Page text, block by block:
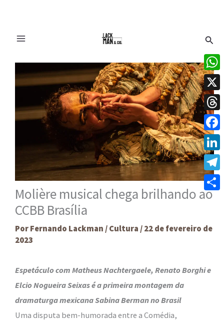
Molière musical chega brilhando ao
CCBB Brasília
Por Fernando Lackman / Cultura / 22 de fevereiro de
2023
Espetáculo com Matheus Nachtergaele, Renato Borghi e
Elcio Nogueira Seixas é a primeira montagem da
dramaturga mexicana Sabina Berman no Brasil
Uma disputa bem-humorada entre a Comédia,
X
Share